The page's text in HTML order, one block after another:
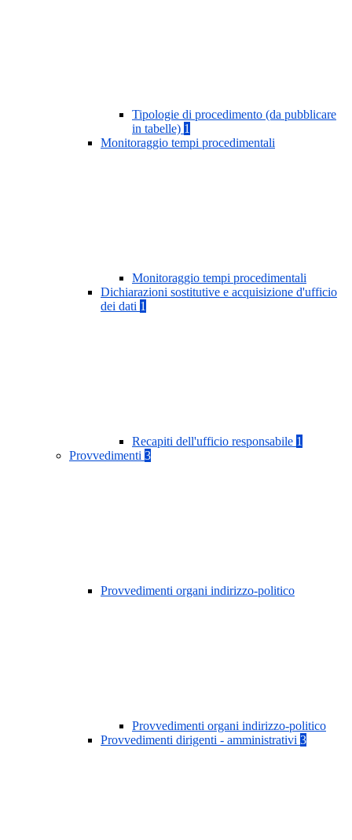
Tipologie di procedimento (da pubblicare
in tabelle) 1
Monitoraggio tempi procedimentali
Monitoraggio tempi procedimentali
Dichiarazioni sostitutive e acquisizione d'ufficio
dei dati 1
Recapiti dell'ufficio responsabile 1
Provvedimenti 3
Provvedimenti organi indirizzo-politico
Provvedimenti organi indirizzo-politico
Provvedimenti dirigenti - amministrativi 3